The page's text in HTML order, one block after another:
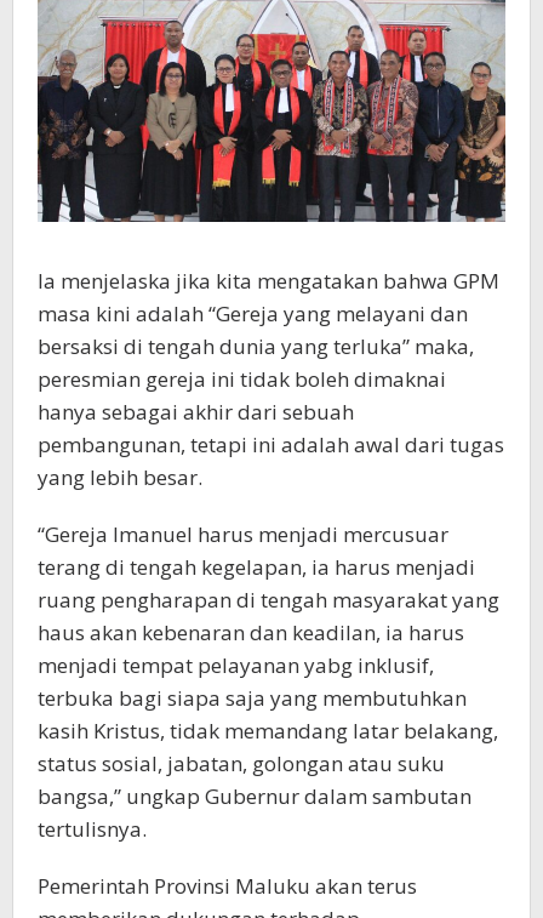
Ia menjelaska jika kita mengatakan bahwa GPM
masa kini adalah “Gereja yang melayani dan
bersaksi di tengah dunia yang terluka” maka,
peresmian gereja ini tidak boleh dimaknai
hanya sebagai akhir dari sebuah
pembangunan, tetapi ini adalah awal dari tugas
yang lebih besar.
“Gereja Imanuel harus menjadi mercusuar
terang di tengah kegelapan, ia harus menjadi
ruang pengharapan di tengah masyarakat yang
haus akan kebenaran dan keadilan, ia harus
menjadi tempat pelayanan yabg inklusif,
terbuka bagi siapa saja yang membutuhkan
kasih Kristus, tidak memandang latar belakang,
status sosial, jabatan, golongan atau suku
bangsa,” ungkap Gubernur dalam sambutan
tertulisnya.
Pemerintah Provinsi Maluku akan terus